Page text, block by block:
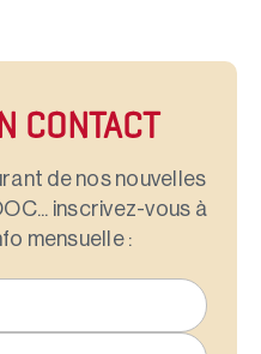
CONTACT
de nos nouvelles
inscrivez-vous à
mensuelle :